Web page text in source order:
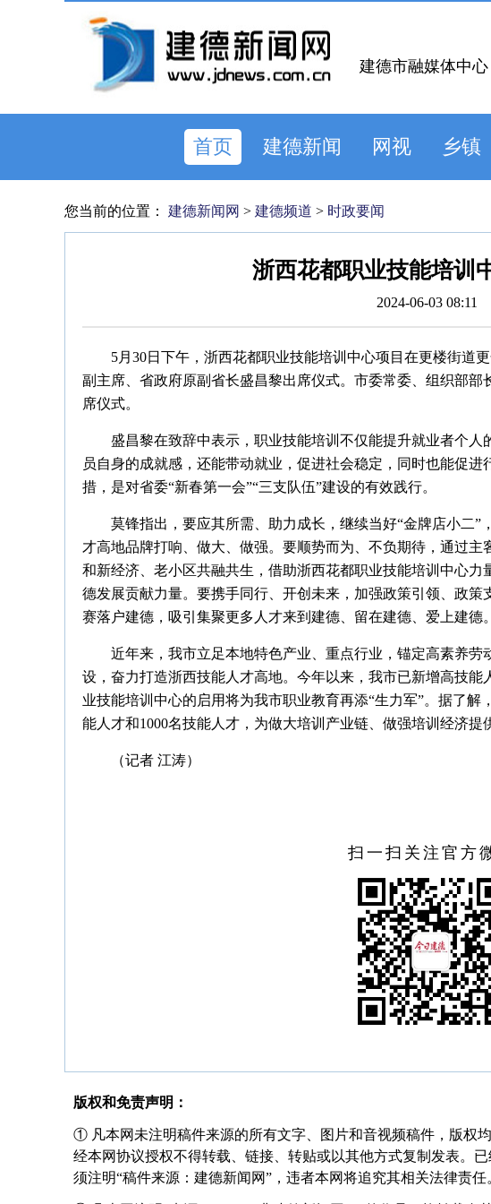
建德市融媒体中
首页 建德新闻 网视 乡镇
您当前的位置： 建德新闻网 > 建德频道 > 时政要闻
浙西花都职业技能培训
2024-06-03 08:11
5月30日下午，浙西花都职业技能培训中心项目在更楼街道
副主席、省政府原副省长盛昌黎出席仪式。市委常委、组织部
席仪式。
盛昌黎在致辞中表示，职业技能培训不仅能提升就业者个人
员自身的成就感，还能带动就业，促进社会稳定，同时也能促
措，是对省委“新春第一会”“三支队伍”建设的有效践行。
莫锋指出，要应其所需、助力成长，继续当好“金牌店小二”
才高地品牌打响、做大、做强。要顺势而为、不负期待，通过
和新经济、老小区共融共生，借助浙西花都职业技能培训中心
德发展贡献力量。要携手同行、开创未来，加强政策引领、政
赛落户建德，吸引集聚更多人才来到建德、留在建德、爱上建德。
近年来，我市立足本地特色产业、重点行业，锚定高素养
设，奋力打造浙西技能人才高地。今年以来，我市已新增高技能
业技能培训中心的启用将为我市职业教育再添“生力军”。据了
能人才和1000名技能人才，为做大培训产业链、做强培训经济提
（记者 江涛）
扫一扫关注官方
版权和免责声明：
① 凡本网未注明稿件来源的所有文字、图片和音视频稿件，版权
经本网协议授权不得转载、链接、转贴或以其他方式复制发表。
须注明“稿件来源：建德新闻网”，违者本网将追究其相关法律责任